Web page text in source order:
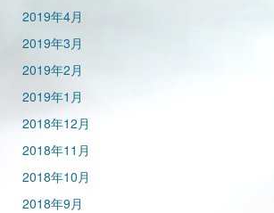
2019年4月
2019年3月
2019年2月
2019年1月
2018年12月
2018年11月
2018年10月
2018年9月